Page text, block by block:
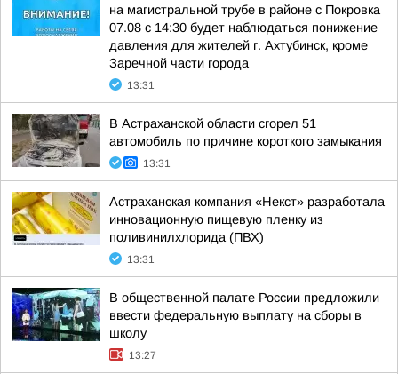
на магистральной трубе в районе с Покровка
07.08 с 14:30 будет наблюдаться понижение
давления для жителей г. Ахтубинск, кроме
Заречной части города
13:31
В Астраханской области сгорел 51
автомобиль по причине короткого замыкания
13:31
Астраханская компания «Некст» разработала
инновационную пищевую пленку из
поливинилхлорида (ПВХ)
13:31
В общественной палате России предложили
ввести федеральную выплату на сборы в
школу
13:27